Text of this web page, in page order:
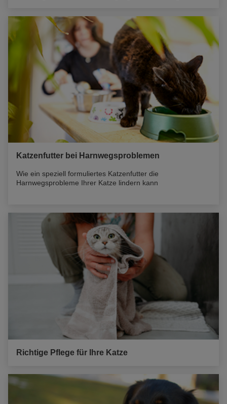
tun. Lesen Sie weiter, um alles über die
Herzwurmprävention für Katzen zu erfahren, einschließlich
der Frage, wie Katzen Herzwürmer bekommen und wie Sie
Ihre Katze schützen können.
Katzenfutter bei Harnwegsproblemen
Wie ein speziell formuliertes Katzenfutter die
Harnwegsprobleme Ihrer Katze lindern kann
Richtige Pflege für Ihre Katze